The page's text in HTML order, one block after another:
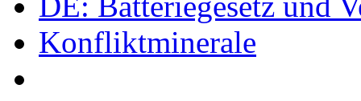
Konfliktminerale